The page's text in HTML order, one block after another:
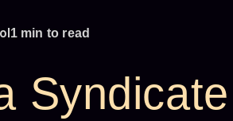
1 min to read